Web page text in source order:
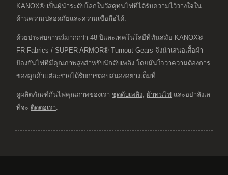
KANOX® เป็นผู้นำระดับโลกในวัสดุทนไฟที่ได้รับความไว้วางใจใน
ด้านความปลอดภัยและความเชื่อถือได้.
ด้วยประสบการณ์มากกว่า 48 ปีและเทคโนโลยีที่ทันสมัย KANOX®
FR Fabrics / SUPER ARMOR® Turnout Gears จึงนำเสนอเสื้อผ้า
ป้องกันไฟที่มีคุณภาพสูงสำหรับนักดับเพลิง โดยมั่นใจว่าความต้องการ
ของลูกค้าแต่ละรายได้รับการตอบสนองอย่างเต็มที่.
ดูผลิตภัณฑ์กันไฟคุณภาพของเรา ชุดดับเพลิง ผ้าทนไฟ และอย่าลังเล
ที่จะ ติดต่อเรา